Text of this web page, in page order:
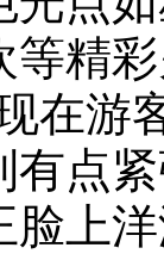
等精
在游
有点
脸上